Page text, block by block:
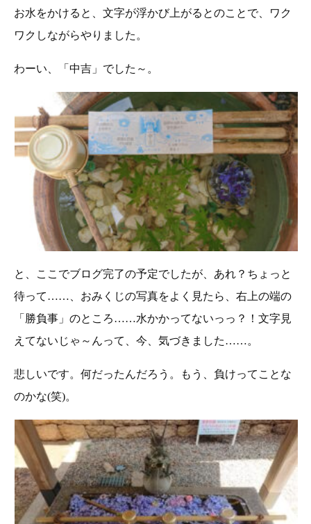
お水をかけると、文字が浮かび上がるとのことで、ワク
ワクしながらやりました。
わーい、「中吉」でした～。
と、ここでブログ完了の予定でしたが、あれ？ちょっと
待って……、おみくじの写真をよく見たら、右上の端の
「勝負事」のところ……水かかってないっっ？！文字見
えてないじゃ～んって、今、気づきました……。
悲しいです。何だったんだろう。もう、負けってことな
のかな(笑)。